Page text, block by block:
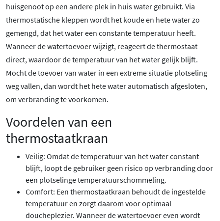
huisgenoot op een andere plek in huis water gebruikt. Via
thermostatische kleppen wordt het koude en hete water zo
gemengd, dat het water een constante temperatuur heeft.
Wanneer de watertoevoer wijzigt, reageert de thermostaat
direct, waardoor de temperatuur van het water gelijk blijft.
Mocht de toevoer van water in een extreme situatie plotseling
weg vallen, dan wordt het hete water automatisch afgesloten,
om verbranding te voorkomen.
Voordelen van een
thermostaatkraan
Veilig: Omdat de temperatuur van het water constant
blijft, loopt de gebruiker geen risico op verbranding door
een plotselinge temperatuurschommeling.
Comfort: Een thermostaatkraan behoudt de ingestelde
temperatuur en zorgt daarom voor optimaal
doucheplezier. Wanneer de watertoevoer even wordt